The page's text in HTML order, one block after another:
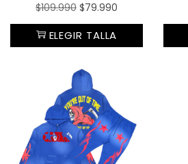
$109.990 $79.990
ELEGIR TALLA